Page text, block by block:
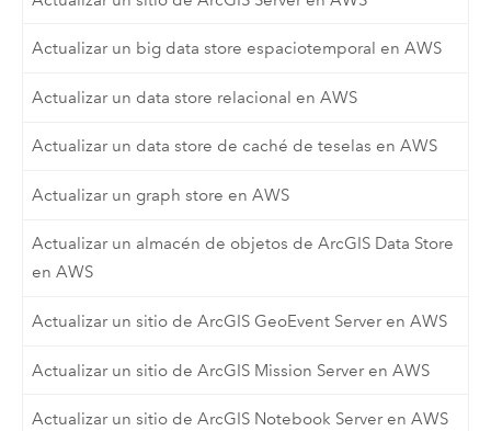
Actualizar un big data store espaciotemporal en AWS
Actualizar un data store relacional en AWS
Actualizar un data store de caché de teselas en AWS
Actualizar un graph store en AWS
Actualizar un almacén de objetos de ArcGIS Data Store
en AWS
Actualizar un sitio de ArcGIS GeoEvent Server en AWS
Actualizar un sitio de ArcGIS Mission Server en AWS
Actualizar un sitio de ArcGIS Notebook Server en AWS